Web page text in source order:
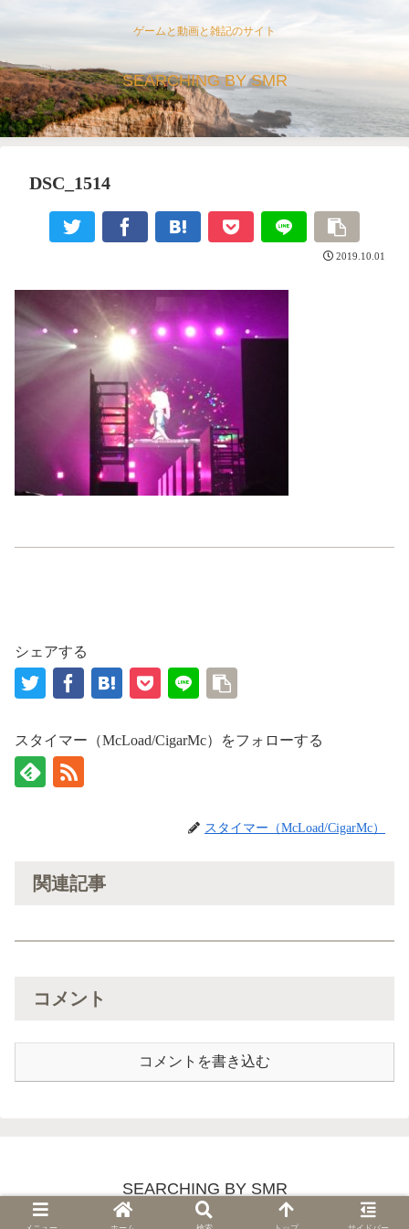
ゲームと動画と雑記のサイト
SEARCHING BY SMR
DSC_1514
2019.10.01
シェアする
スタイマー（McLoad/CigarMc）をフォローする
スタイマー（McLoad/CigarMc）
関連記事
コメント
コメントを書き込む
SEARCHING BY SMR
© 2018 SEARCHING BY SMR.